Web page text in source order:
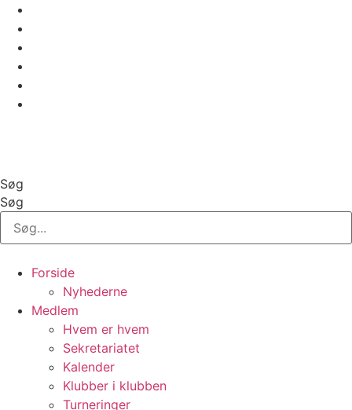
Videre
indhold
Søg
Søg
Forside
Nyhederne
Medlem
Hvem er hvem
Sekretariatet
Kalender
Klubber i klubben
Turneringer